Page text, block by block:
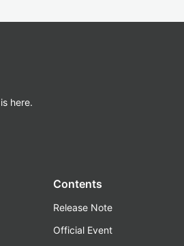
here.
Contents
Release Note
Official Event